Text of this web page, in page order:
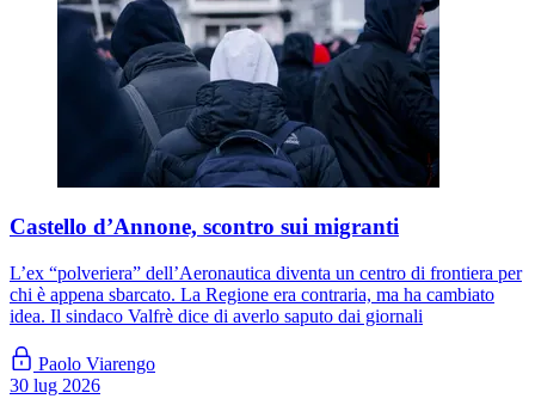
Castello d’Annone, scontro sui migranti
L’ex “polveriera” dell’Aeronautica diventa un centro di frontiera per
chi è appena sbarcato. La Regione era contraria, ma ha cambiato
idea. Il sindaco Valfrè dice di averlo saputo dai giornali
Paolo Viarengo
30 lug 2026